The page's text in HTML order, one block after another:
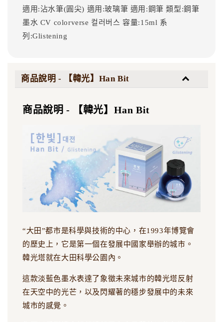
適用:沾水筆(圓尖) 適用:玻璃筆 適用:鋼筆類型:鋼筆
墨水 CV colorverse 컬러버스 容量:15ml 系
列:Glistening
商品說明 - 【韓光】Han Bit
商品說明 - 【韓光】Han Bit
“大田”都市是科學與技術的中心，在1993年博覽會
的歷史上，它是第一個在發展中國家舉辦的城市。
韓光塔就在大田科學公園內。
這款淡藍色墨水表達了象徵未來城市的韓光塔反射
在天空中的光芒，以及閃耀著的穩步發展中的未來
城市的感覺。